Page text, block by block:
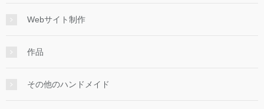
Webサイト制作
作品
その他のハンドメイド